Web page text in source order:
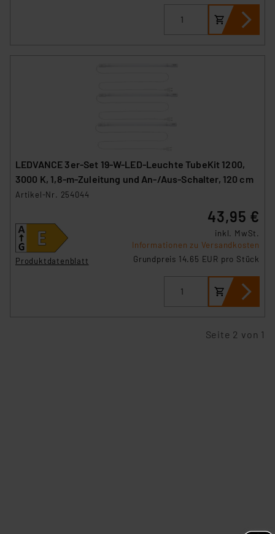
LEDVANCE 3er-Set 19-W-LED-Leuchte TubeKit 1200,
3000 K, 1,8-m-Zuleitung und An-/Aus-Schalter, 120 cm
Artikel-Nr. 254044
Produktdatenblatt
43,95 €
inkl. MwSt.
Informationen zu Versandkosten
Grundpreis 14.65 EUR pro Stück
Seite 2 von 1